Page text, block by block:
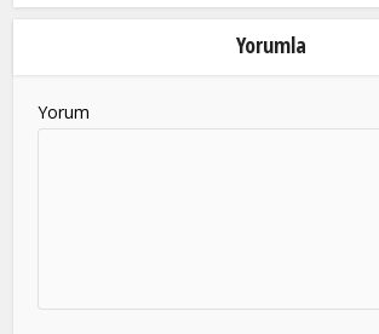
blank
Yorumla
Yorum